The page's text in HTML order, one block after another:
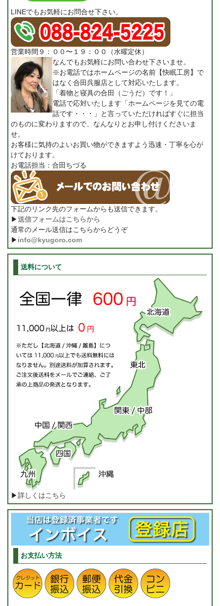
LINEでもお気軽にお問合せ下さい。
営業時間９：００〜１９：００（水曜定休）
なんでもお気軽にお問い合わせ下さいませ。
※お電話ではホームページの名前【快眠工房】で
はなく合田呉服店として対応いたします。
「着物と寝具の合田（ごうだ）です！」
電話で応対いたします「ホームページを見ての電
話です・・・」と言っていただければすぐに担当
のものに変わりますので、なんなりとお申し付けくださいま
せ。
お客様に気持のよいお買い物ができますよう迅速・丁寧を心が
けております。
お電話担当：合田ちづる
下記のリンク先のフォームからも送信できます。
▶送信フォームはこちらから
通常のメール送信はこちらからどうぞ
▶ info@kyugoro.com
送料について
▶詳しくはこちら
お支払い方法